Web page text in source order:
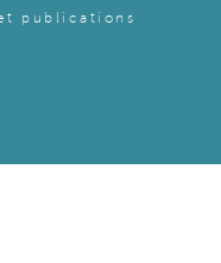
publications